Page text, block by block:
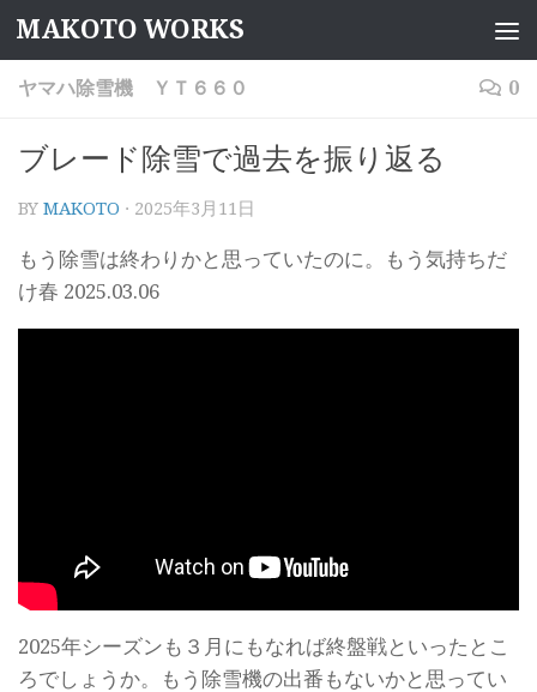
コンテンツへスキップ
MAKOTO WORKS
ヤマハ除雪機 ＹＴ６６０ 0
ブレード除雪で過去を振り返る
BY MAKOTO · 2025年3月11日
もう除雪は終わりかと思っていたのに。もう気持ちだ
け春 2025.03.06
2025年シーズンも３月にもなれば終盤戦といったとこ
ろでしょうか。もう除雪機の出番もないかと思ってい